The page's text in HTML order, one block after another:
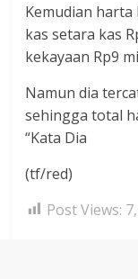
Kemudian harta
kas setara kas
kekayaan Rp9
Namun dia
sehingga total
“Kata Dia
(tf/red)
Post Views: